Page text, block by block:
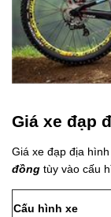
Giá xe đạp
Giá xe đạp địa hình
đồng tùy vào cấu
Cấu hình xe